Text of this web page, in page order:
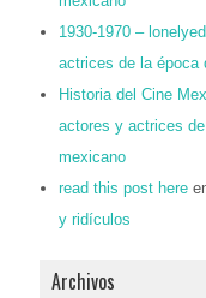
1930-1970 –
actrices de la época
Historia del Cine
actores y actrices
mexicano
read this post here
y ridículos
Archivos